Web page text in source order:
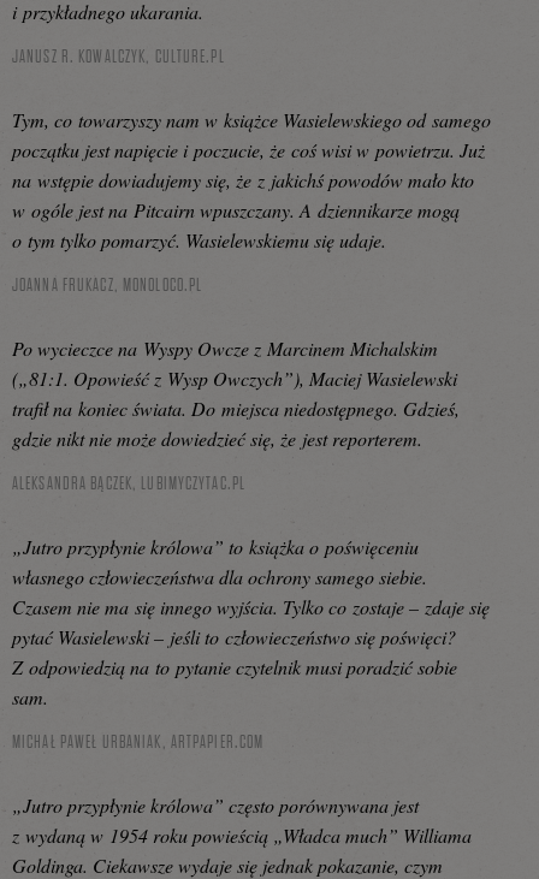
i przykładnego ukarania.
JANUSZ R. KOWALCZYK, CULTURE.PL
Tym, co towarzyszy nam w książce Wasielewskiego od samego
początku jest napięcie i poczucie, że coś wisi w powietrzu. Już
na wstępie dowiadujemy się, że z jakichś powodów mało kto
w ogóle jest na Pitcairn wpuszczany. A dziennikarze mogą
o tym tylko pomarzyć. Wasielewskiemu się udaje.
JOANNA FRUKACZ, MONOLOCO.PL
Po wycieczce na Wyspy Owcze z Marcinem Michalskim
(„81:1. Opowieść z Wysp Owczych”), Maciej Wasielewski
trafił na koniec świata. Do miejsca niedostępnego. Gdzieś,
gdzie nikt nie może dowiedzieć się, że jest reporterem.
ALEKSANDRA BĄCZEK, LUBIMYCZYTAC.PL
„Jutro przypłynie królowa” to książka o poświęceniu
własnego człowieczeństwa dla ochrony samego siebie.
Czasem nie ma się innego wyjścia. Tylko co zostaje – zdaje się
pytać Wasielewski – jeśli to człowieczeństwo się poświęci?
Z odpowiedzią na to pytanie czytelnik musi poradzić sobie
sam.
MICHAŁ PAWEŁ URBANIAK, ARTPAPIER.COM
„Jutro przypłynie królowa” często porównywana jest
z wydaną w 1954 roku powieścią „Władca much” Williama
Goldinga. Ciekawsze wydaje się jednak pokazanie, czym